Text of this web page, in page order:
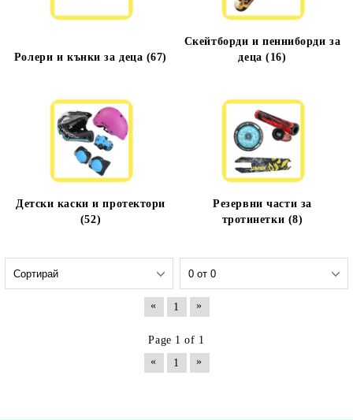
Ролери и кънки за деца (67)
Скейтборди и пенниборди за
деца (16)
Детски каски и протектори
(52)
Резервни части за
тротинетки (8)
« 1 »
Page 1 of 1
«
1 »